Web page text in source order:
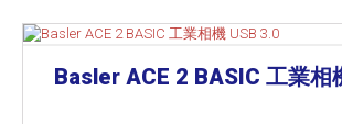
Basler ACE 2 BASIC 工業相